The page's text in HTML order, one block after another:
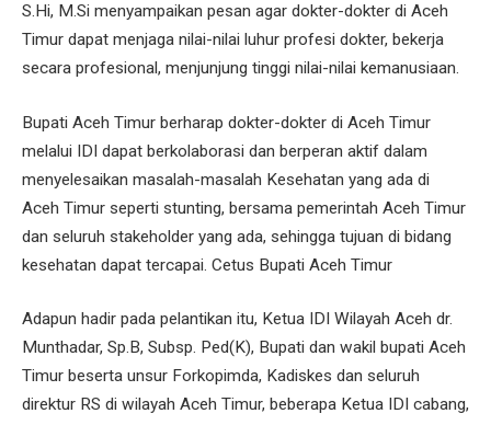
S.Hi, M.Si menyampaikan pesan agar dokter-dokter di Aceh
Timur dapat menjaga nilai-nilai luhur profesi dokter, bekerja
secara profesional, menjunjung tinggi nilai-nilai kemanusiaan.
Bupati Aceh Timur berharap dokter-dokter di Aceh Timur
melalui IDI dapat berkolaborasi dan berperan aktif dalam
menyelesaikan masalah-masalah Kesehatan yang ada di
Aceh Timur seperti stunting, bersama pemerintah Aceh Timur
dan seluruh stakeholder yang ada, sehingga tujuan di bidang
kesehatan dapat tercapai. Cetus Bupati Aceh Timur
Adapun hadir pada pelantikan itu, Ketua IDI Wilayah Aceh dr.
Munthadar, Sp.B, Subsp. Ped(K), Bupati dan wakil bupati Aceh
Timur beserta unsur Forkopimda, Kadiskes dan seluruh
direktur RS di wilayah Aceh Timur, beberapa Ketua IDI cabang,